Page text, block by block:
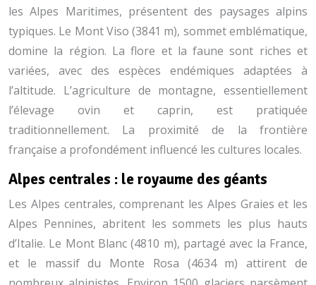
les Alpes Maritimes, présentent des paysages alpins
typiques. Le Mont Viso (3841 m), sommet emblématique,
domine la région. La flore et la faune sont riches et
variées, avec des espèces endémiques adaptées à
l’altitude. L’agriculture de montagne, essentiellement
l’élevage ovin et caprin, est pratiquée
traditionnellement. La proximité de la frontière
française a profondément influencé les cultures locales.
Alpes centrales : le royaume des géants
Les Alpes centrales, comprenant les Alpes Graies et les
Alpes Pennines, abritent les sommets les plus hauts
d’Italie. Le Mont Blanc (4810 m), partagé avec la France,
et le massif du Monte Rosa (4634 m) attirent de